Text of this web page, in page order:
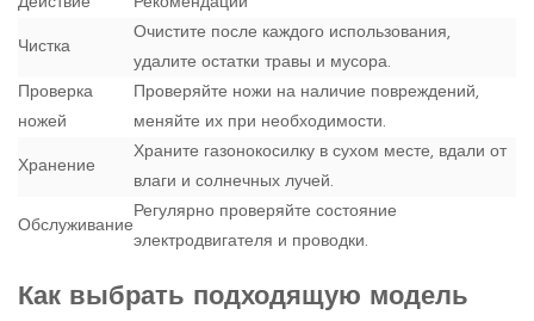
Чистка
Очистите после каждого использования,
удалите остатки травы и мусора.
Проверка
ножей
Проверяйте ножи на наличие повреждений,
меняйте их при необходимости.
Хранение
Храните газонокосилку в сухом месте, вдали от
влаги и солнечных лучей.
Обслуживание
Регулярно проверяйте состояние
электродвигателя и проводки.
Как выбрать подходящую модель